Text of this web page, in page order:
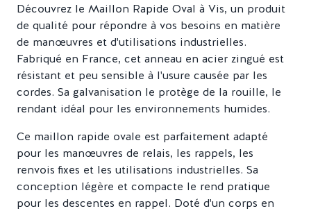
Découvrez le Maillon Rapide Oval à Vis, un produit
de qualité pour répondre à vos besoins en matière
de manœuvres et d'utilisations industrielles.
Fabriqué en France, cet anneau en acier zingué est
résistant et peu sensible à l'usure causée par les
cordes. Sa galvanisation le protège de la rouille, le
rendant idéal pour les environnements humides.
Ce maillon rapide ovale est parfaitement adapté
pour les manœuvres de relais, les rappels, les
renvois fixes et les utilisations industrielles. Sa
conception légère et compacte le rend pratique
pour les descentes en rappel. Doté d'un corps en